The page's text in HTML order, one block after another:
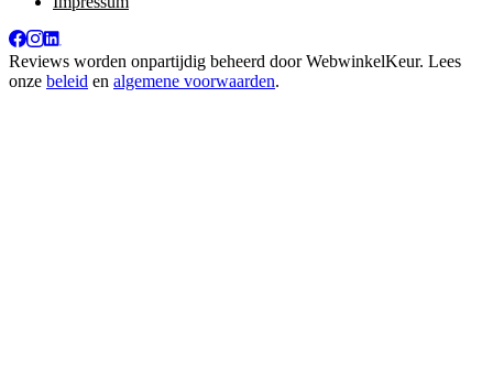
Reviews worden onpartijdig beheerd doorWebwinkelKeur. Lees
onze beleid en algemene voorwaarden.